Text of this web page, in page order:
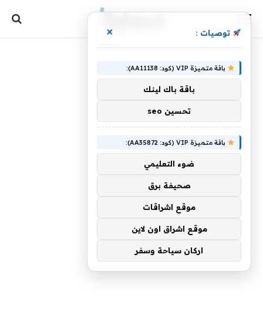
توصيات : ×
باقة متميزة VIP (كود: AA11138):
باقة باك لينك
تحسين seo
باقة متميزة VIP (كود: AA35872):
ضوء التعليمي
صحيفة برق
موقع اشراقات
موقع اشراق اون لاين
اركان سياحة وسفر